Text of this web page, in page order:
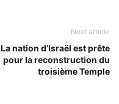
Next article
La nation d’Israël est prête
pour la reconstruction du
troisième Temple